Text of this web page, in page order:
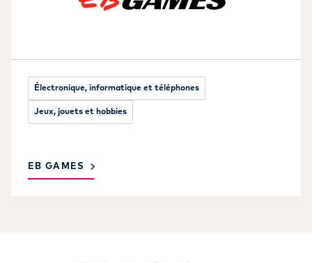
Électronique, informatique et téléphones
Jeux, jouets et hobbies
EB GAMES